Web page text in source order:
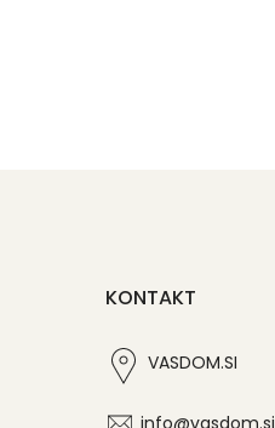
KONTAKT
VASDOM.SI
info@vasdom.si